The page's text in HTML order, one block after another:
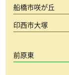
船橋市咲が丘
印西市大塚
前原東